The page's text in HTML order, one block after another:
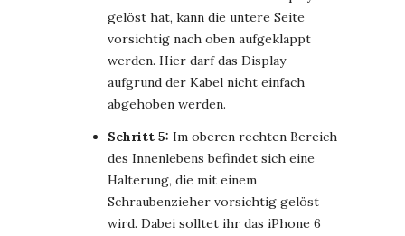
gelöst hat, kann die untere Seite
vorsichtig nach oben aufgeklappt
werden. Hier darf das Display
aufgrund der Kabel nicht einfach
abgehoben werden.
Schritt 5: Im oberen rechten Bereich
des Innenlebens befindet sich eine
Halterung, die mit einem
Schraubenzieher vorsichtig gelöst
wird. Dabei solltet ihr das iPhone 6